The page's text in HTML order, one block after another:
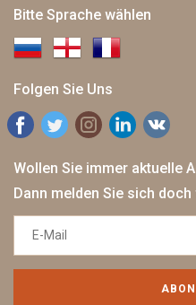
Bitte Sprache wählen
Folgen Sie Uns
Wollen Sie immer aktuelle
Dann melden Sie sich